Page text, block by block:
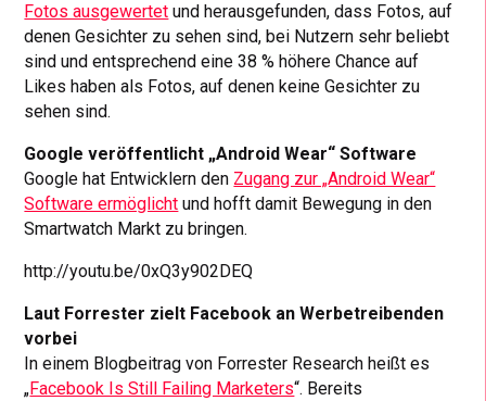
Fotos ausgewertet und herausgefunden, dass Fotos, auf
denen Gesichter zu sehen sind, bei Nutzern sehr beliebt
sind und entsprechend eine 38 % höhere Chance auf
Likes haben als Fotos, auf denen keine Gesichter zu
sehen sind.
Google veröffentlicht „Android Wear“ Software
Google hat Entwicklern den Zugang zur „Android Wear“
Software ermöglicht und hofft damit Bewegung in den
Smartwatch Markt zu bringen.
http://youtu.be/0xQ3y902DEQ
Laut Forrester zielt Facebook an Werbetreibenden
vorbei
In einem Blogbeitrag von Forrester Research heißt es
„Facebook Is Still Failing Marketers“. Bereits